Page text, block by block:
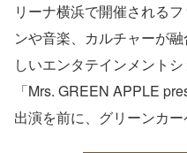
リーナ横浜で開催されるフ
ンや音楽、カルチャーが
しいエンタテインメントシ
「Mrs. GREEN APPLE
出演を前に、グリーンカー